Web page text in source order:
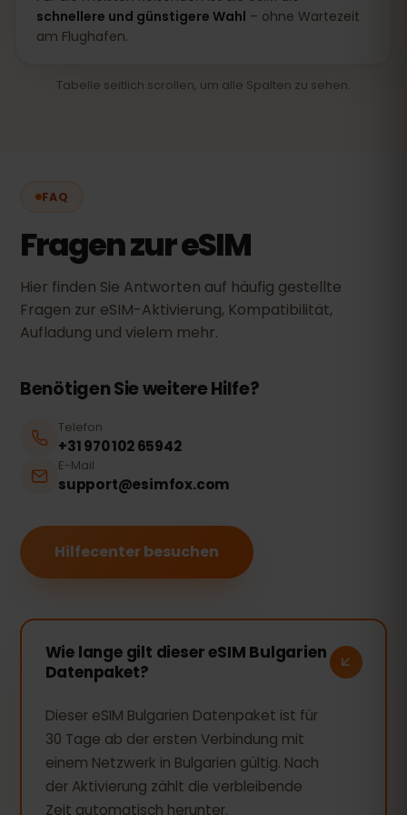
schnellere und günstigere Wahl – ohne Wartezeit
am Flughafen.
Tabelle seitlich scrollen, um alle Spalten zu sehen.
FAQ
Fragen zur eSIM
Hier finden Sie Antworten auf häufig gestellte
Fragen zur eSIM-Aktivierung, Kompatibilität,
Aufladung und vielem mehr.
Benötigen Sie weitere Hilfe?
Telefon
+31 970 102 65942
E-Mail
support@esimfox.com
Hilfecenter besuchen
Wie lange gilt dieser eSIM Bulgarien
Datenpaket?
Dieser eSIM Bulgarien Datenpaket ist für
30 Tage ab der ersten Verbindung mit
einem Netzwerk in Bulgarien gültig. Nach
der Aktivierung zählt die verbleibende
Zeit automatisch herunter.